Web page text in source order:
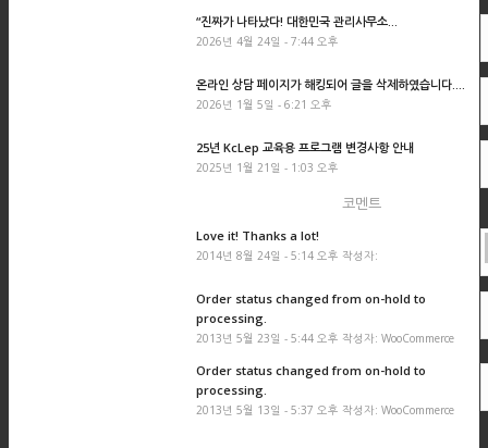
“진짜가 나타났다! 대한민국 관리사무소...
2026년 4월 24일 - 7:44 오후
온라인 상담 페이지가 해킹되어 글을 삭제하였습니다....
2026년 1월 5일 - 6:21 오후
25년 KcLep 교육용 프로그램 변경사항 안내
2025년 1월 21일 - 1:03 오후
코멘트
Love it! Thanks a lot!
2014년 8월 24일 - 5:14 오후 작성자:
Order status changed from on-hold to
processing.
2013년 5월 23일 - 5:44 오후 작성자: WooCommerce
Order status changed from on-hold to
processing.
2013년 5월 13일 - 5:37 오후 작성자: WooCommerce